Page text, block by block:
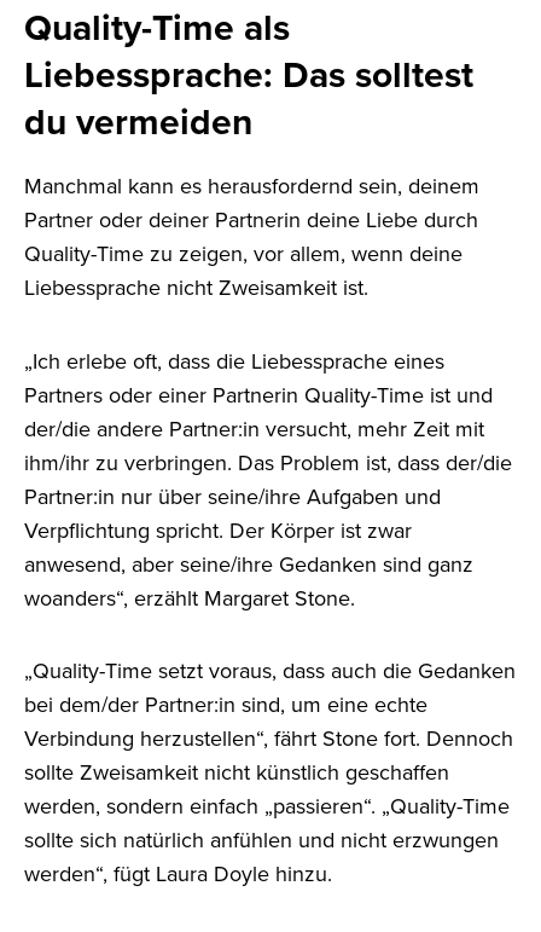
Quality-Time als
Liebessprache: Das solltest
du vermeiden
Manchmal kann es herausfordernd sein, deinem
Partner oder deiner Partnerin deine Liebe durch
Quality-Time zu zeigen, vor allem, wenn deine
Liebessprache nicht Zweisamkeit ist.
„Ich erlebe oft, dass die Liebessprache eines
Partners oder einer Partnerin Quality-Time ist und
der/die andere Partner:in versucht, mehr Zeit mit
ihm/ihr zu verbringen. Das Problem ist, dass der/die
Partner:in nur über seine/ihre Aufgaben und
Verpflichtung spricht. Der Körper ist zwar
anwesend, aber seine/ihre Gedanken sind ganz
woanders“, erzählt Margaret Stone.
„Quality-Time setzt voraus, dass auch die Gedanken
bei dem/der Partner:in sind, um eine echte
Verbindung herzustellen“, fährt Stone fort. Dennoch
sollte Zweisamkeit nicht künstlich geschaffen
werden, sondern einfach „passieren“. „Quality-Time
sollte sich natürlich anfühlen und nicht erzwungen
werden“, fügt Laura Doyle hinzu.